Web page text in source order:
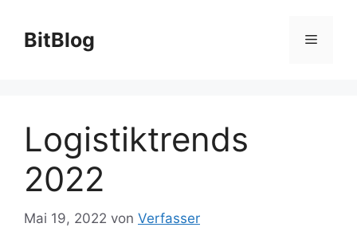
Inhalt
springen
BitBlog Menü
Logistiktrends
2022
Mai 19, 2022 von Verfasser